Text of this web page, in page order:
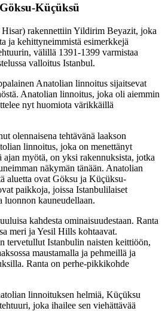
Küçüksü
rakennettiin Yildirim Beyazit, joka
ja kehittyneimmistä esimerkkejä
välillä 1391-1399 varmistaa
valloitus Istanbul.
Anatolian linnoitus sijaitsevat
Anatolian linnoitus, joka oli aiemmin
nyt huomiota värikkäillä
olennaisena tehtävänä laakson
linnoitus, joka on menettänyt
ajan myötä, on yksi rakennuksista, jotka
näkymän tänään. Anatolian
aluetta ovat Göksu ja Küçüksu-
paikkoja, joissa Istanbulilaiset
luonnon kauneudellaan.
kahdesta ominaisuudestaan. Ranta
meri ja Yesil Hills kohtaavat.
tervetullut Istanbulin naisten keittiöön,
maustamalla ja pehmeillä ja
Ranta on perhe-pikkikohde
linnoituksen helmiä, Küçüksu
joka ihailee sen viehättävää